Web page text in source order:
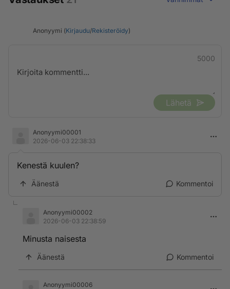
Anonyymi (Kirjaudu/Rekisteröidy)
5000
Lähetä
Anonyymi00001
2026-06-03 22:38:33
Kenestä kuulen?
Äänestä Kommentoi
Anonyymi00002
2026-06-03 22:38:59
Minusta naisesta
Äänestä Kommentoi
Anonyymi00006